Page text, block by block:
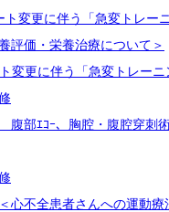
ト変更に伴う「急変トレーニ
評価・栄養治療について＞
変更に伴う「急変トレーニ
腹部ｴｺｰ、胸腔・腹腔穿刺
心不全患者さんへの運動療